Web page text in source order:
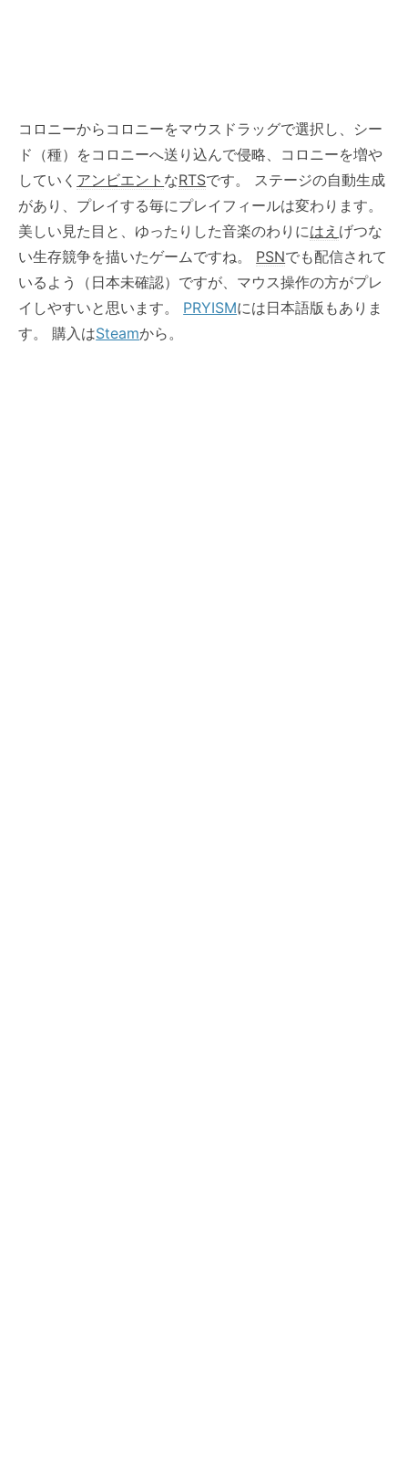
コロニーからコロニーをマウスドラッグで選択し、シー
ド（種）をコロニーへ送り込んで侵略、コロニーを増や
していく アンビエント なRTSです。 ステージの自動生成
があり、プレイする毎にプレイフィールは変わります。
美しい見た目と、ゆったりした音楽のわりにはえ げつな
い生存競争を描いたゲームですね。 PSNでも配信されて
いるよう（日本未確認）ですが、マウス操作の方がプレ
イしやすいと思います。 PRYISMには日本語版もありま
す。 購入はSteamから。